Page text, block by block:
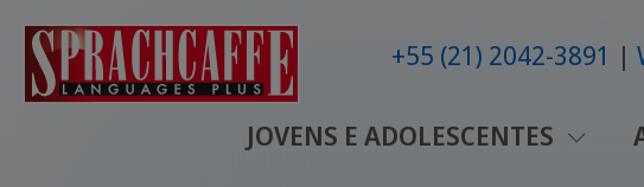
+55 (21) 2042-3891
JOVENS E ADOLESCENTES